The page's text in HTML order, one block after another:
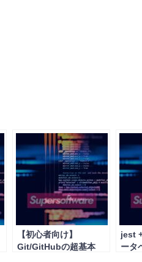
【初心者向け】
Git/GitHubの超基本
jest
ータ